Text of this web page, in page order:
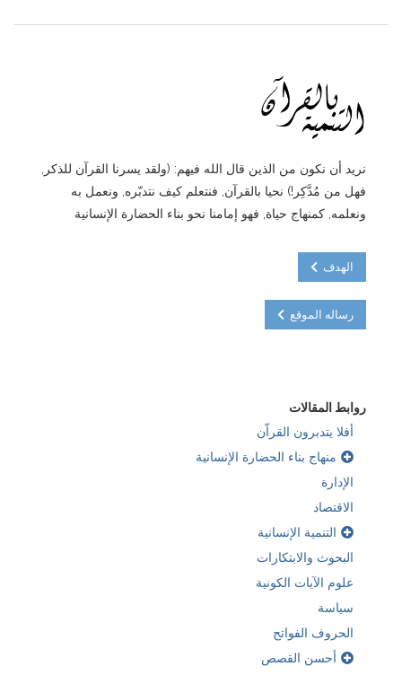
نريد أن نكون من الذين قال الله فيهم: (ولقد يسرنا القرآن للذكر,
فهل من مُدَّكِر!) نحيا بالقرآن, فنتعلم كيف نتدبّره, ونعمل به
ونعلمه, كمنهاج حياة, فهو إمامنا نحو بناء الحضارة الإنسانية
الهدف
رساله الموقع
روابط المقالات
أفلا يتدبرون القراّن
منهاج بناء الحضارة الإنسانية
الإدارة
الاقتصاد
التنمية الإنسانية
البحوث والابتكارات
علوم الآيات الكونية
سياسة
الحروف الفواتح
أحسن القصص